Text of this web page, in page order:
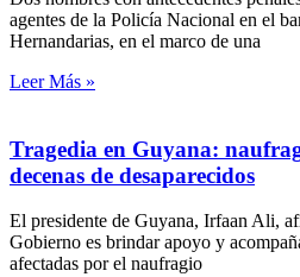
agentes de la Policía Nacional en el
Hernandarias, en el marco de una
Leer Más »
Tragedia en Guyana:
decenas de desaparecidos
El presidente de Guyana, Irfaan Ali,
Gobierno es brindar apoyo y
afectadas por el naufragio